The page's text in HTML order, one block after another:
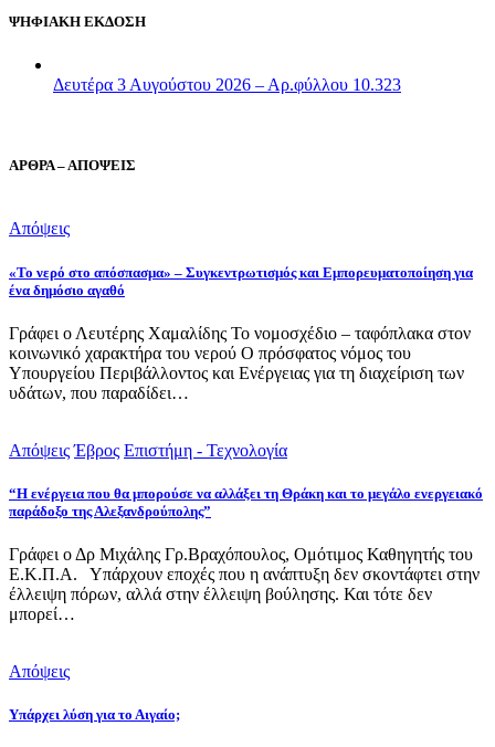
ΨΗΦΙΑΚΗ ΕΚΔΟΣΗ
Δευτέρα 3 Αυγούστου 2026 – Αρ.φύλλου 10.323
ΑΡΘΡΑ – ΑΠΟΨΕΙΣ
Απόψεις
«Το νερό στο απόσπασμα» – Συγκεντρωτισμός και Εμπορευματοποίηση για
ένα δημόσιο αγαθό
Γράφει ο Λευτέρης Χαμαλίδης Το νομοσχέδιο – ταφόπλακα στον
κοινωνικό χαρακτήρα του νερού Ο πρόσφατος νόμος του
Υπουργείου Περιβάλλοντος και Ενέργειας για τη διαχείριση των
υδάτων, που παραδίδει…
Απόψεις Έβρος Επιστήμη - Τεχνολογία
“Η ενέργεια που θα μπορούσε να αλλάξει τη Θράκη και το μεγάλο ενεργειακό
παράδοξο της Αλεξανδρούπολης”
Γράφει ο Δρ Μιχάλης Γρ.Βραχόπουλος, Ομότιμος Καθηγητής του
Ε.Κ.Π.Α. Υπάρχουν εποχές που η ανάπτυξη δεν σκοντάφτει στην
έλλειψη πόρων, αλλά στην έλλειψη βούλησης. Και τότε δεν
μπορεί…
Απόψεις
Υπάρχει λύση για το Αιγαίο;